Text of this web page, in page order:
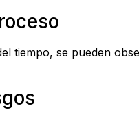
tiempo, se pueden